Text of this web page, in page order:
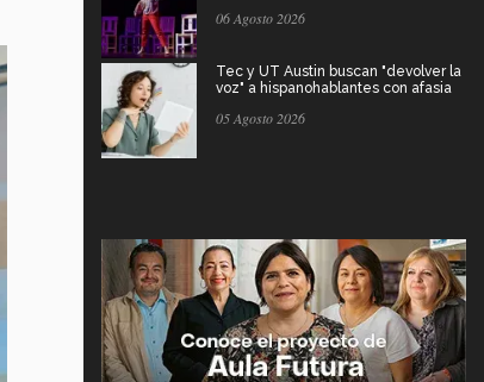
06 Agosto 2026
Tec y UT Austin buscan "devolver la
voz" a hispanohablantes con afasia
05 Agosto 2026